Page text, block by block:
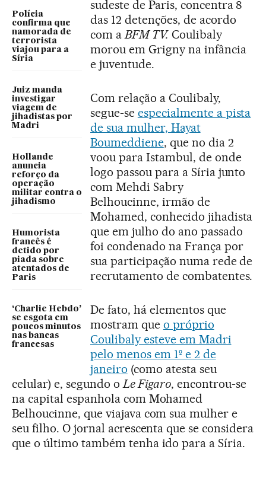
Polícia
confirma que
namorada de
terrorista
viajou para a
Síria
Juiz manda
investigar
viagem de
jihadistas por
Madri
Hollande
anuncia
reforço da
operação
militar contra o
jihadismo
Humorista
francês é
detido por
piada sobre
atentados de
Paris
‘Charlie Hebdo’
se esgota em
poucos minutos
nas bancas
francesas
sudeste de Paris, concentra 8
das 12 detenções, de acordo
com aBFM TV.Coulibaly
morou em Grigny na infância
e juventude.
Com relação a Coulibaly,
segue-se especialmente a pista
de sua mulher, Hayat
Boumeddiene, que no dia 2
voou para Istambul, de onde
logo passou para a Síria junto
com Mehdi Sabry
Belhoucinne, irmão de
Mohamed, conhecido jihadista
que em julho do ano passado
foi condenado na França por
sua participação numa rede de
recrutamento de combatentes.
De fato, há elementos que
mostram que o próprio
Coulibaly esteve em Madri
pelo menos em 1º e 2 de
janeiro (como atesta seu
celular) e, segundo oLe Figaro, encontrou-se
na capital espanhola com Mohamed
Belhoucinne, que viajava com sua mulher e
seu filho. O jornal acrescenta que se considera
que o último também tenha ido para a Síria.